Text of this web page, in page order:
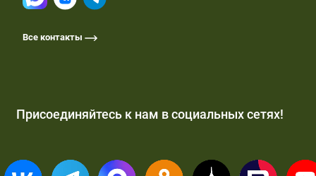
Все контакты
Присоединяйтесь к нам в социальных сетях!